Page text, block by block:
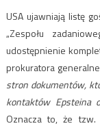
USA ujawniają listę
„Zespołu
udostępnienie
prokuratora
stron dokumentów,
kontaktów Epsteina
Oznacza to, że